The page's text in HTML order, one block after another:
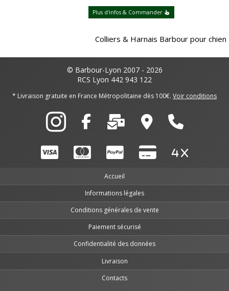
Plus d'infos & Commander
Colliers & Harnais Barbour pour chien
© Barbour-Lyon 2007 - 2026
RCS Lyon 442 943 122
* Livraison gratuite en France Métropolitaine dès 100€. Voir conditions
Accueil
Informations légales
Conditions générales de vente
Paiement sécurisé
Confidentialité des données
Livraison
Contacts